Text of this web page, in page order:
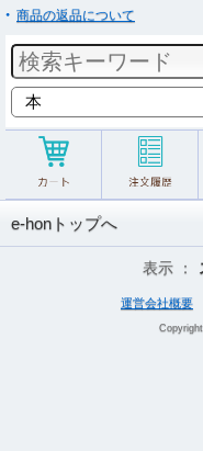
商品の返品について
e-honトップへ
表示 ：
運営会社概要